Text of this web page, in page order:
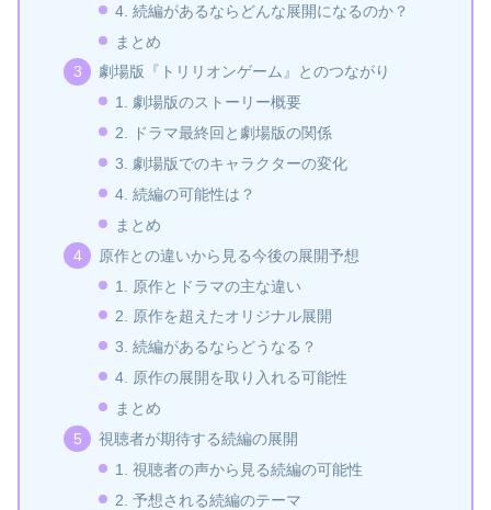
4. 続編があるならどんな展開になるのか？
まとめ
劇場版『トリリオンゲーム』とのつながり
1. 劇場版のストーリー概要
2. ドラマ最終回と劇場版の関係
3. 劇場版でのキャラクターの変化
4. 続編の可能性は？
まとめ
原作との違いから見る今後の展開予想
1. 原作とドラマの主な違い
2. 原作を超えたオリジナル展開
3. 続編があるならどうなる？
4. 原作の展開を取り入れる可能性
まとめ
視聴者が期待する続編の展開
1. 視聴者の声から見る続編の可能性
2. 予想される続編のテーマ